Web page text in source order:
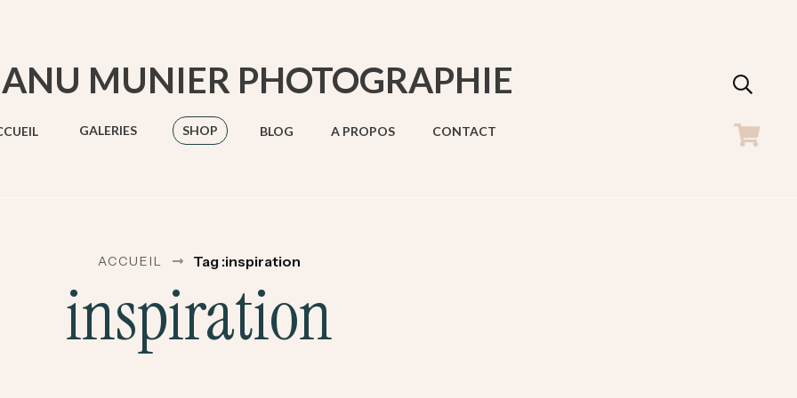
MUNIER PHOTOGRAPHIE
GALERIES SHOP BLOG A PROPOS CONTACT
ACCUEIL Tag :inspiration
inspiration